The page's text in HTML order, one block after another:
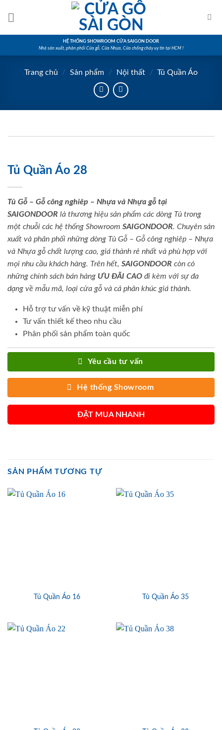
HỆ THỐNG SHOWROOM CỬA SAIGON DOOR
Nhà sản xuất, phân phối Cửa gỗ, Cửa Nhựa, Cửa chống cháy uy tín tại HCM !
Trang chủ / Sản phẩm / Nội thất / Tủ Quần Áo
Tủ Quần Áo 28
Tủ Gỗ – Gỗ công nghiêp – Nhựa và Nhựa gỗ tại
SAIGONDOOR là thương hiệu sản phẩm các dòng Tủ trong
một chuỗi các hệ thống Showroom SAIGONDOOR. Chuyên sản
xuất và phân phối những dòng Tủ Gỗ – Gỗ công nghiêp – Nhựa
và Nhựa gỗ chất lượng cao, giá thành rẻ nhất và phù hợp với
mọi nhu cầu khách hàng. Trên hết, SAIGONDOOR còn có
những chính sách bán hàng ƯU ĐÃI CAO đi kèm với sự đa
dạng về mẫu mã, loại cửa gỗ và cả phân khúc giá thành.
Hỗ trợ tư vấn về kỹ thuật miễn phí
Tư vấn thiết kế theo nhu cầu
Phân phối sản phẩm toàn quốc
Yêu cầu tư vấn
Hệ thống Showroom
ĐẶT MUA NHANH
SẢN PHẨM TƯƠNG TỰ
Tủ Quần Áo 16 Tủ Quần Áo 35